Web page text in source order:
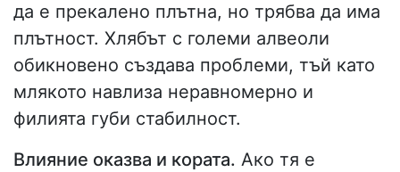
да е прекалено плътна, но трябва да има
плътност. Хлябът с големи алвеоли
обикновено създава проблеми, тъй като
млякото навлиза неравномерно и
филията губи стабилност.
Влияние оказва и кората. Ако тя е